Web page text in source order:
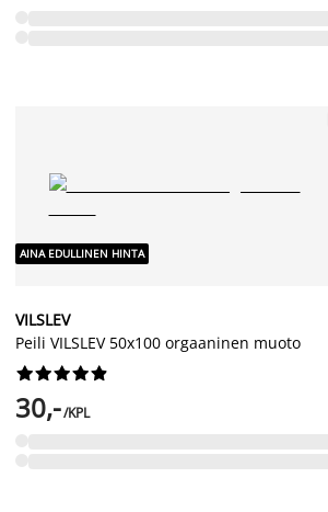
AINA EDULLINEN HINTA
VILSLEV
Peili VILSLEV 50x100 orgaaninen muoto






30,-/KPL